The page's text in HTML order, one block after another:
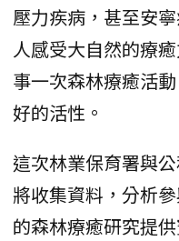
壓力疾病，甚至安
人感受大自然的療
事一次森林療癒活
好的活性。
這次林業保育署與
將收集資料，分析
的森林療癒研究提